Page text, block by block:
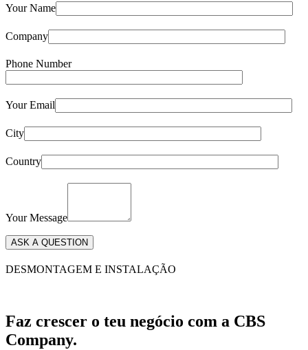
Your Name
Company
Phone Number
Your Email
City
Country
Your Message
DESMONTAGEM E INSTALAÇÃO
Faz crescer o teu negócio com a CBS
Company.